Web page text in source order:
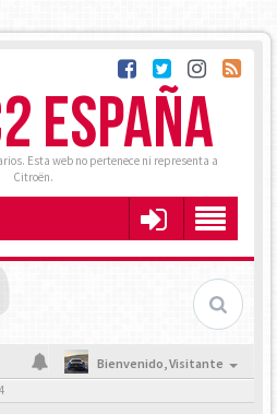
ESPAÑA
Esta web no pertenece ni representa a
Citroën.
Bienvenido,Visitante